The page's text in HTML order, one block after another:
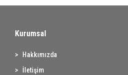
Kurumsal
Hakkımızda
İletişim